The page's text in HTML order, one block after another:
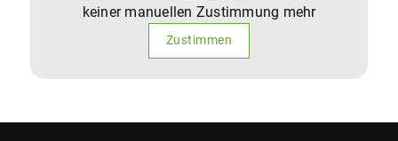
keiner manuellen Zustimmung mehr
Zustimmen